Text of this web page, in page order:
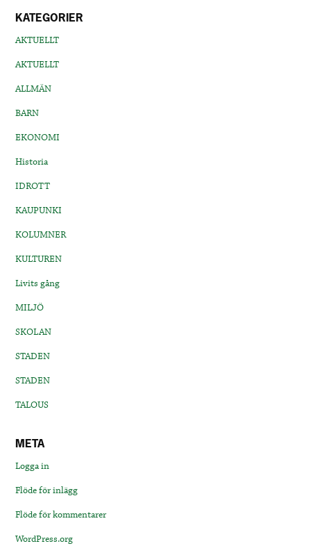
KATEGORIER
AKTUELLT
AKTUELLT
ALLMÄN
BARN
EKONOMI
Historia
IDROTT
KAUPUNKI
KOLUMNER
KULTUREN
Livits gång
MILJÖ
SKOLAN
STADEN
STADEN
TALOUS
META
Logga in
Flöde för inlägg
Flöde för kommentarer
WordPress.org